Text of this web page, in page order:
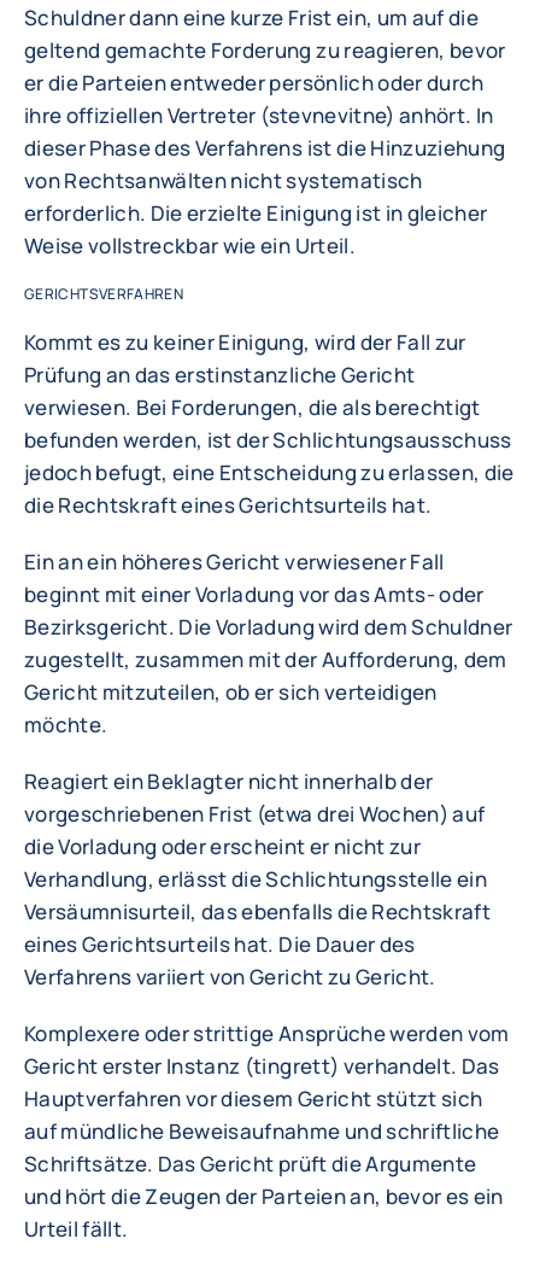
Schuldner dann eine kurze Frist ein, um auf die
geltend gemachte Forderung zu reagieren, bevor
er die Parteien entweder persönlich oder durch
ihre offiziellen Vertreter (stevnevitne) anhört. In
dieser Phase des Verfahrens ist die Hinzuziehung
von Rechtsanwälten nicht systematisch
erforderlich. Die erzielte Einigung ist in gleicher
Weise vollstreckbar wie ein Urteil.
GERICHTSVERFAHREN
Kommt es zu keiner Einigung, wird der Fall zur
Prüfung an das erstinstanzliche Gericht
verwiesen. Bei Forderungen, die als berechtigt
befunden werden, ist der Schlichtungsausschuss
jedoch befugt, eine Entscheidung zu erlassen, die
die Rechtskraft eines Gerichtsurteils hat.
Ein an ein höheres Gericht verwiesener Fall
beginnt mit einer Vorladung vor das Amts- oder
Bezirksgericht. Die Vorladung wird dem Schuldner
zugestellt, zusammen mit der Aufforderung, dem
Gericht mitzuteilen, ob er sich verteidigen
möchte.
Reagiert ein Beklagter nicht innerhalb der
vorgeschriebenen Frist (etwa drei Wochen) auf
die Vorladung oder erscheint er nicht zur
Verhandlung, erlässt die Schlichtungsstelle ein
Versäumnisurteil, das ebenfalls die Rechtskraft
eines Gerichtsurteils hat. Die Dauer des
Verfahrens variiert von Gericht zu Gericht.
Komplexere oder strittige Ansprüche werden vom
Gericht erster Instanz (tingrett) verhandelt. Das
Hauptverfahren vor diesem Gericht stützt sich
auf mündliche Beweisaufnahme und schriftliche
Schriftsätze. Das Gericht prüft die Argumente
und hört die Zeugen der Parteien an, bevor es ein
Urteil fällt.